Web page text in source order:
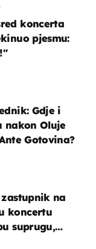
koncerta
pjesmu:
Gdje i
nakon Oluje
Gotovina?
na
koncertu
suprugu,